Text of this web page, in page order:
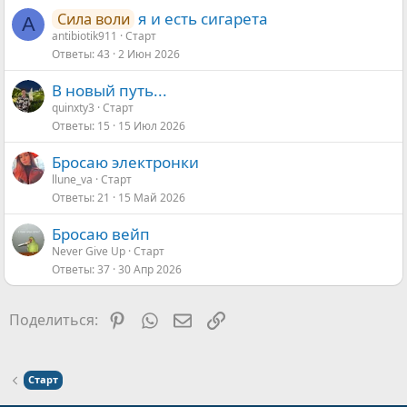
A Сила воли я и есть сигарета
antibiotik911
Старт
Ответы 43 2 Июн 2026
В новый путь...
quinxty3 Старт
Ответы 15 15 Июл 2026
Бросаю электронки
llune_va Старт
Ответы 21 15 Май 2026
Бросаю вейп
Never Give Up Старт
Ответы 37 30 Апр 2026
Поделиться: Pinterest
WhatsAppЭлектронная почта
Ссылка
Старт